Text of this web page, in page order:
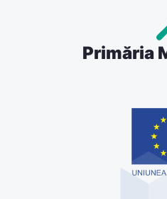
Primăria